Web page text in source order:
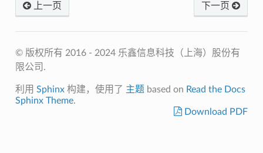
上一页 下一页
© 版权所有 2016 - 2024 乐鑫信息科技（上海）股份有
限公司.
利用 Sphinx构建，使用了 主题 based on Read the Docs
Sphinx Theme.
Download PDF